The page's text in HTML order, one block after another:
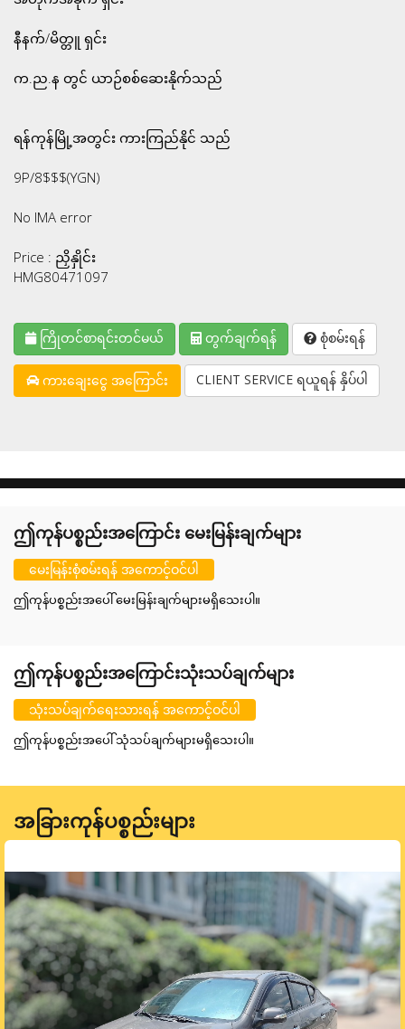
နီနက်/မိတ္တူ ရှင်း
က.ည.န တွင် ယာဉ်စစ်ဆေးနိုက်သည်
ရန်ကုန်မြို့အတွင်း ကားကြည်နိုင် သည်
9P/8$$$(YGN)
No IMA error
Price : ညှိနှိုင်း
HMG80471097
ကြိုတင်စာရင်းတင်မယ် တွက်ချက်ရန် စုံစမ်းရန်
ကားချေးငွေ အကြောင်း CLIENT SERVICE ရယူရန် နှိပ်ပါ
ဤကုန်ပစ္စည်းအကြောင်း မေးမြန်းချက်များ
မေးမြန်းစုံစမ်းရန် အကောင့်ဝင်ပါ
ဤကုန်ပစ္စည်းအပေါ် မေးမြန်းချက်များမရှိသေးပါ။
ဤကုန်ပစ္စည်းအကြောင်းသုံးသပ်ချက်များ
သုံးသပ်ချက်ရေးသားရန် အကောင့်ဝင်ပါ
ဤကုန်ပစ္စည်းအပေါ် သုံသပ်ချက်များမရှိသေးပါ။
အခြားကုန်ပစ္စည်းများ